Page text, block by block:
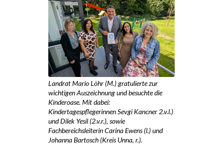
Landrat Mario Löhr (M.) gratulierte zur
wichtigen Auszeichnung und besuchte die
Kinderoase. Mit dabei:
Kindertagespflegerinnen Sevgi Kancner 2.v.l.)
und Dilek Yesil (2.v.r.), sowie
Fachbereichsleiterin Carina Ewens (l.) und
Johanna Bartosch (Kreis Unna, r.).